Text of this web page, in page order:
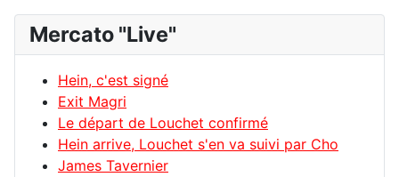
Mercato "Live"
Hein, c'est signé
Exit Magri
Le départ de Louchet confirmé
Hein arrive, Louchet s'en va suivi par Cho
James Tavernier